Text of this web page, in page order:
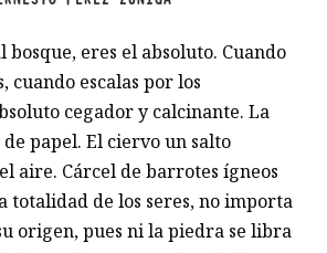
ERNESTO PÉREZ ZUÑIGA
bosque, eres el absoluto. Cuando
cuando escalas por los
cegador y calcinante. La
de papel. El ciervo un salto